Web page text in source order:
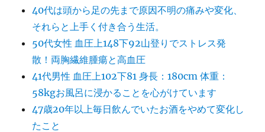
40代は頭から足の先まで原因不明の痛みや変化、
それらと上手く付き合う生活。
50代女性 血圧上148下92山登りでストレス発
散！両胸繊維腫瘍と高血圧
41代男性 血圧上102下81 身長：180cm 体重：
58kgお風呂に浸かることを心がけています
47歳20年以上毎日飲んでいたお酒をやめて変化し
たこと